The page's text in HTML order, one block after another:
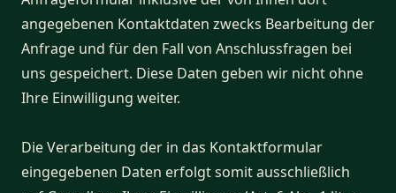
angegebenen Kontaktdaten zwecks Bearbeitung der
Anfrage und für den Fall von Anschlussfragen bei
uns gespeichert. Diese Daten geben wir nicht ohne
Ihre Einwilligung weiter.
Die Verarbeitung der in das Kontaktformular
eingegebenen Daten erfolgt somit ausschließlich